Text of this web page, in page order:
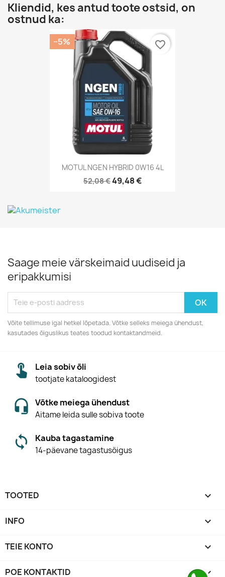
Kliendid, kes antud toote ostsid, on
ostnud ka:
MOTUL NGEN HYBRID 0W16 4L
52,08 €49,48 €
−5% favorite_border
Saage meie värskeimaid uudiseid ja
eripakkumisi
Võite tellimuse igal hetkel lõpetada. Võtke selleks meiega ühendust,
kasutades õiguslikus teates toodud kontaktandmeid.
Leia sobiv õli
tootjate kataloogidest
Võtke meiega ühendust
Aitame leida sulle sobiva toote
Kauba tagastamine
14-päevane tagastusõigus
TOOTED 
INFO 
TEIE KONTO 
POE KONTAKTID keyboard_arrow_down